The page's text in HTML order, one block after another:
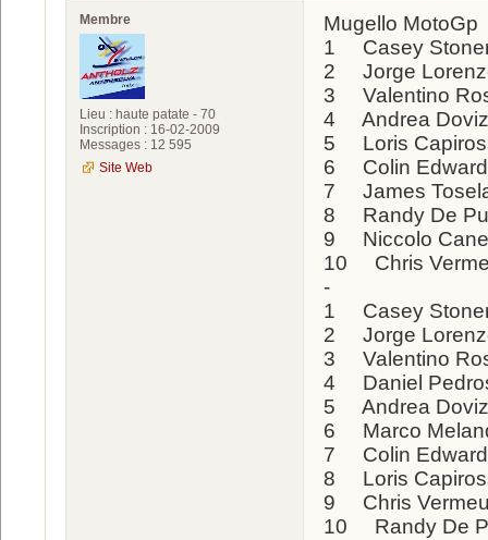
Membre
Lieu : haute patate - 70
Inscription : 16-02-2009
Messages : 12 595
Site Web
Mugello MotoGp
1 Casey
2 Jorge
3 Valentino
4 Andrea
5 Loris
6 Colin
7 James
8 Randy De
9 Niccolo
10 Chris
-
1 Casey
2 Jorge
3 Valentino
4 Daniel
5 Andrea
6 Marco
7 Colin
8 Loris
9 Chris
10 Randy De